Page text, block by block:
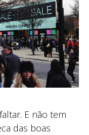
E não tem
das boas